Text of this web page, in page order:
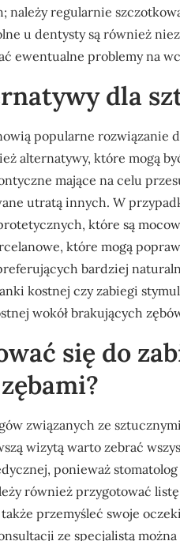
należy regularnie
u dentysty są również
ewentualne problemy na
dla
popularne rozwiązanie
alternatywy, które mogą
mające na celu
utratą innych. W
które są
które mogą
bardziej
kostnej czy zabiegi
wokół brakujących
się do
związanych ze
wizytą warto zebrać
ponieważ
również przygotować
przemyśleć swoje
ze specjalistą